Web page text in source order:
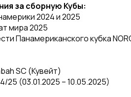
за сборную Кубы:
2024 и 2025
мира 2025
Панамериканского кубка
SC (Кувейт)
25 (03.01.2025 – 10.05.2025)